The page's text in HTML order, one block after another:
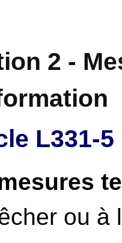
2 -
L331-5
ou à